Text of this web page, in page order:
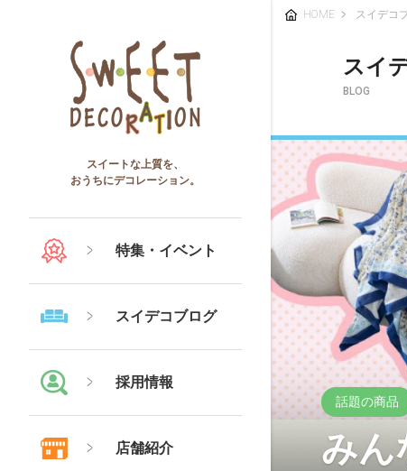
スイートな上質を、
おうちにデコレーション。
特集・イベント
スイデコブログ
採用情報
店舗紹介
HOME スイデコ
スイ
BLOG
話題の商品
みん